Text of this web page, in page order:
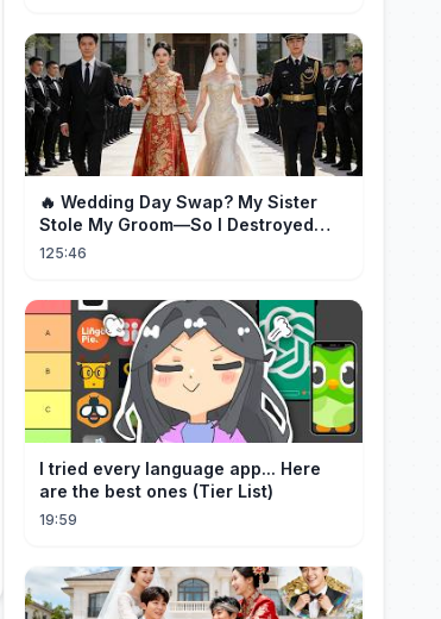
🔥 Wedding Day Swap? My Sister
Stole My Groom—So I Destroyed
Them All 👑#movie #drama
125:46
I tried every language app... Here
are the best ones (Tier List)
19:59